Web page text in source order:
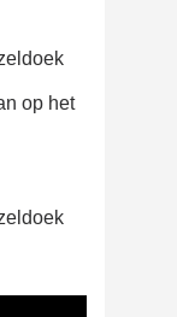
op het